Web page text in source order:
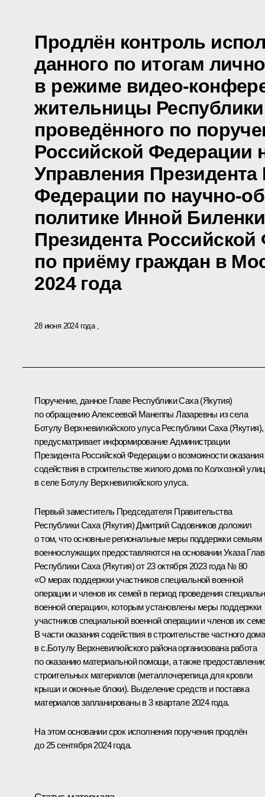
Продлён контроль
данного по итогам
в режиме видео-
жительницы
проведённого по
Российской Федерации
Управления Президента
Федерации по научно-
политике Инной
Президента
по приёму граждан в
2024 года
28 июня 2024 года
Поручение, данное Главе Республики Саха (Якутия)
по обращению Алексеевой Манеппы Лазаревны из села
Ботулу Верхневилюйского улуса Республики Саха (Якутия),
предусматривает информирование Администрации
Президента Российской Федерации о возможности оказания
содействия в строительстве жилого дома по Колхозной
в селе Ботулу Верхневилюйского улуса.
Первый заместитель Председателя Правительства
Республики Саха (Якутия) Дмитрий Садовников доложил
о том, что основные региональные меры поддержки семьям
военнослужащих предоставляются на основании Указа
Республики Саха (Якутия) от 23 октября 2023 года № 80
«О мерах поддержки участников специальной военной
операции и членов их семей в период проведения
военной операции», которым установлены меры поддержки
участников специальной военной операции и членов их
В части оказания содействия в строительстве частного дома
в с.Ботулу Верхневилюйского района организована работа
по оказанию материальной помощи, а также
строительных материалов (металлочерепица для кровли
крыши и оконные блоки). Выделение средств и поставка
материалов запланированы в 3 квартале 2024 года.
На этом основании срок исполнения поручения продлён
до 25 сентября 2024 года.